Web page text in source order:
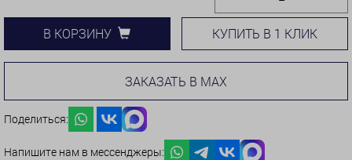
В КОРЗИНУ КУПИТЬ В 1 КЛИК
ЗАКАЗАТЬ В MAX
Поделиться:
Напишите нам в мессенджеры: